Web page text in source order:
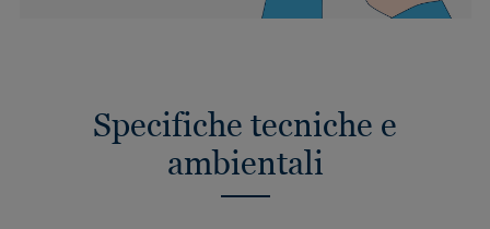
Specifiche tecniche e
ambientali